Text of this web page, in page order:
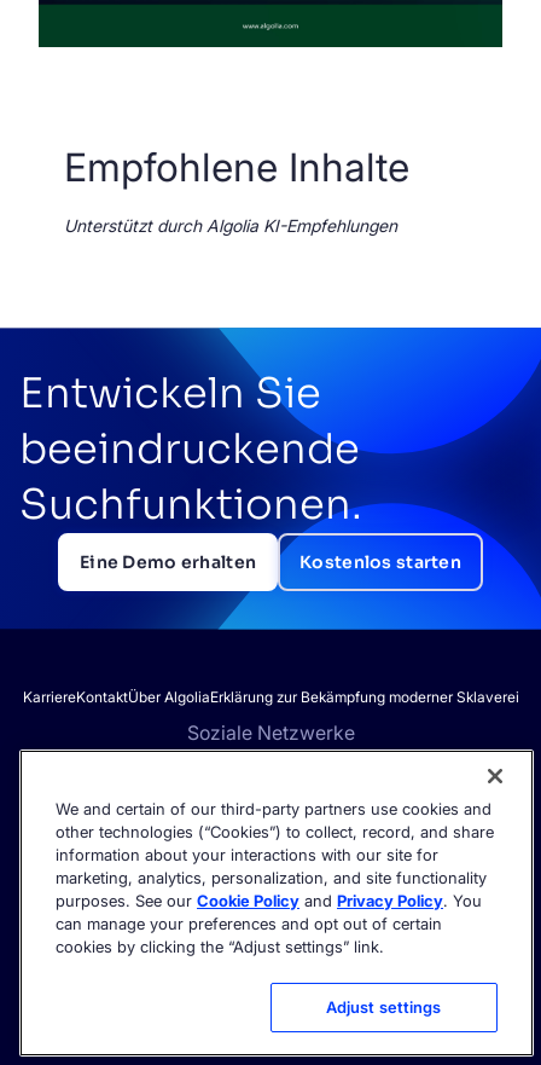
Empfohlene Inhalte
Unterstützt durch Algolia KI-Empfehlungen
Entwickeln Sie
beeindruckende
Suchfunktionen.
Eine Demo erhalten Kostenlos starten
KarriereKontaktÜber AlgoliaErklärung zur Bekämpfung moderner Sklaverei
Soziale Netzwerke
Erhalten Sie die neuesten Informationen zur KI-Suche – direkt in
Ihren Posteingang.
©2026 Algolia – Alle Rechte vorbehalten.
Datenschutzerklärung
We and certain of our third-party partners use cookies and
other technologies (“Cookies”) to collect, record, and share
information about your interactions with our site for
marketing, analytics, personalization, and site functionality
purposes. See our Cookie Policy and Privacy Policy. You
can manage your preferences and opt out of certain
cookies by clicking the “Adjust settings” link.
Adjust settings